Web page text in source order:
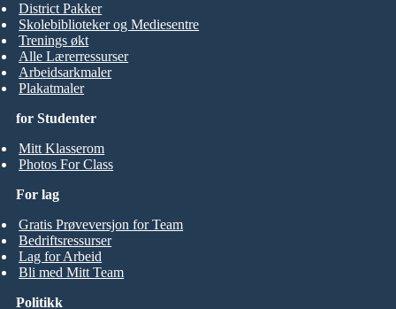
for Studenter
Mitt Klasserom
Photos For Class
District Pakker
Skolebiblioteker og Mediesentre
Trenings økt
Alle Lærerressurser
Arbeidsarkmaler
Plakatmaler
For lag
Gratis Prøveversjon for Team
Bedriftsressurser
Lag for Arbeid
Bli med Mitt Team
Politikk